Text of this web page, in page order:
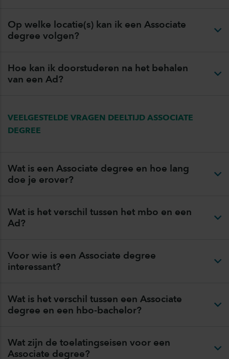
Op welke locatie(s) kan ik een Associate
degree volgen?
Hoe kan ik doorstuderen na het behalen
van een Ad?
VEELGESTELDE VRAGEN DEELTIJD ASSOCIATE
DEGREE
Wat is een Associate degree en hoe lang
doe je erover?
Wat is het verschil tussen het mbo en een
Ad?
Voor wie is een Associate degree
interessant?
Wat is het verschil tussen een Associate
degree en een hbo-bachelor?
Wat zijn de toelatingseisen voor een
Associate degree?